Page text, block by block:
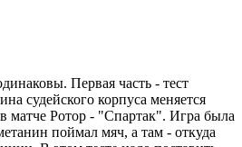
Первая часть - тест
судейского корпуса меняется
матче Ротор - "Спартак". Игра была
поймал мяч, а там - откуда